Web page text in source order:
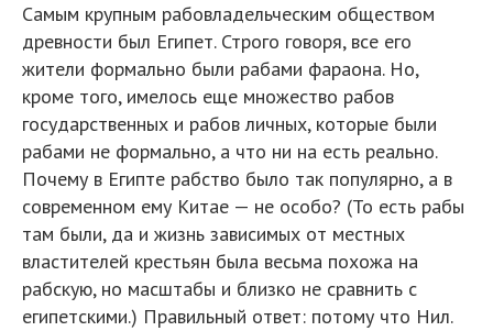
Самым крупным рабовладельческим обществом
древности был Египет. Строго говоря, все его
жители формально были рабами фараона. Но,
кроме того, имелось еще множество рабов
государственных и рабов личных, которые были
рабами не формально, а что ни на есть реально.
Почему в Египте рабство было так популярно, а в
современном ему Китае — не особо? (То есть рабы
там были, да и жизнь зависимых от местных
властителей крестьян была весьма похожа на
рабскую, но масштабы и близко не сравнить с
египетскими.) Правильный ответ: потому что Нил.